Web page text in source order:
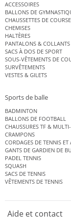
ACCESSOIRES
BALLONS DE
CHAUSSETTES DE COURSE
CHEMISES
HALTÈRES
PANTALONS & COLLANTS
SACS À DOS DE SPORT
SOUS-VÊTEMENTS DE
SURVÊTEMENTS
VESTES & GILETS
Sports de balle
BADMINTON
BALLONS DE FOOTBALL
CHAUSSURES TF &
CRAMPONS
CORDAGES DE TENNIS ET
GANTS DE GARDIEN DE
PADEL TENNIS
SQUASH
SACS DE TENNIS
VÊTEMENTS DE TENNIS
Aide et contact